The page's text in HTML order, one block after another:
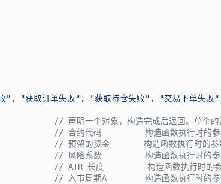
" , "获取订单失败" , "获取持仓失败" , "交易下单失败"
{
// 声明一个对象，构造完成后返回。单个的
// 合约代码         构造函数执行时的参
// 预留的资金       构造函数执行时的参
// 风险系数         构造函数执行时的参
// ATR 长度         构造函数执行时的参
// 入市周期A        构造函数执行时的参